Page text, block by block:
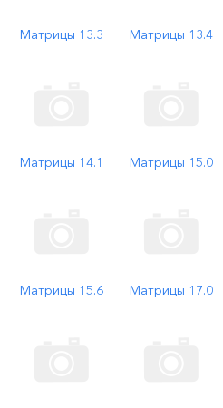
Матрицы 13.3 Матрицы 13.4
Матрицы 14.1 Матрицы 15.0
Матрицы 15.6 Матрицы 17.0